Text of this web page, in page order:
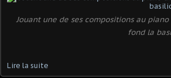
Jouant une de ses compositions au
fond la
Lire la suite